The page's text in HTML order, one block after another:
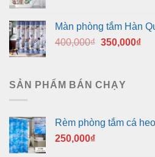
400,000₫.là:
Màn phòng tắm Hàn
400,000₫ Giá
400,000₫.
350,000₫Giá
SẢN PHẨM BÁN CHẠY
Rèm phòng tắm cá
250,000₫